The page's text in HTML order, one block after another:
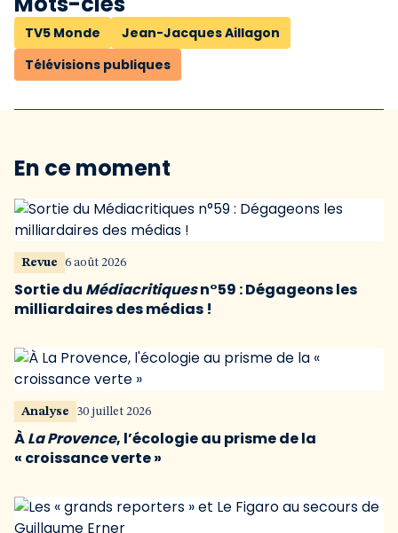
TV5 Monde
Jean-Jacques Aillagon
Télévisions publiques
En ce moment
Revue 6 août 2026
Sortie du Médiacritiquesn°59 : Dégageons les
milliardaires des médias !
Analyse 30 juillet 2026
ÀLa Provence, l’écologie au prisme de la
« croissance verte »